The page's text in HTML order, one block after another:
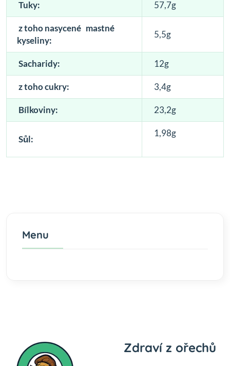
Tuky: 57,7g
z toho nasycené mastné
kyseliny:
5,5g
Sacharidy: 12g
z toho cukry: 3,4g
Bílkoviny: 23,2g
Sůl:
1,98g
Menu
Zdraví z ořechů